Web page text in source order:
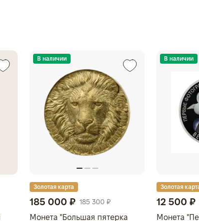
В наличии
Золотая карта
185 000 ₽ 185 300 ₽
Монета "Большая пятерка
В наличии
Золотая
12 500 ₽
Монета